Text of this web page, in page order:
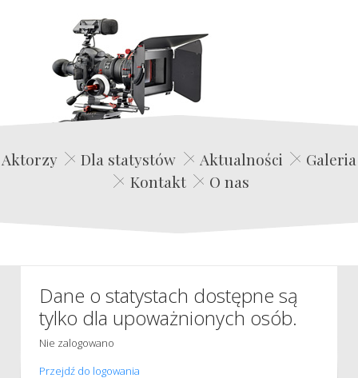
Edwin Film Agencja Aktorska
Aktorzy Dla statystów Aktualności
Galeria
Kontakt
O nas
Dane o statystach dostępne są
tylko dla upoważnionych osób.
Nie zalogowano
Przejdź do logowania